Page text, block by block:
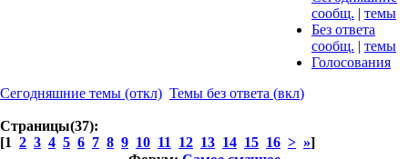
сообщ. | темы
Без ответа
сообщ. | темы
Голосования
Сегодняшние темы (откл) Темы без ответа (вкл)
Страницы(37):
[1 2 3 4 5 6 7 8 9 10 11 12 13 14 15 16 > »]